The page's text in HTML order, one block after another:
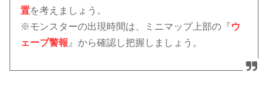
置を考えましょう。
※モンスターの出現時間は、ミニマップ上部の『ウ
ェーブ警報 』から確認し把握しましょう。